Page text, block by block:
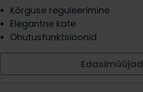
Kõrguse reguleerimine
Elegantne kate
Ohutusfunktsioonid
Edasimüüjad